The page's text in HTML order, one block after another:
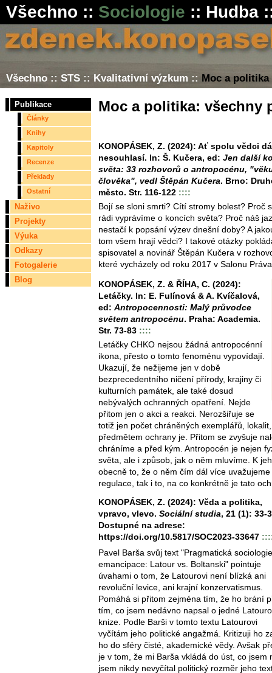
Všechno :: Sociologie :: Hudba
Všechno :: STS :: Kvalitativní výzkum :: Moc a politika
Publikace
Články
Knihy
Kapitoly
Recenze
Překlady
Ostatní
Naživo
Projekty
Výuka
Odkazy
Fotogalerie
Blog
Moc a politika: všechny
KONOPÁSEK, Z. (2024): Ať spolu vědci
nesouhlasí. In: Š. Kučera, ed: Jen další
světa: 33 rozhovorů o antropocénu,
člověka", vedl Štěpán Kučera. Brno:
město. Str. 116-122 ::::
Bojí se sloni smrti? Cítí stromy bolest? Proč
rádi vyprávíme o koncích světa? Proč náš
nestačí k popsání výzev dnešní doby? A
tom všem hrají vědci? I takové otázky
spisovatel a novinář Štěpán Kučera v
které vycházely od roku 2017 v Salonu
KONOPÁSEK, Z. & ŘÍHA, C. (2024):
Letáčky. In: E. Fulínová & A. Kvíčalová,
ed: Antropocennosti: Malý průvodce
světem antropocénu. Praha: Academia.
Str. 73-83 ::::
Letáčky CHKO nejsou žádná antropocénní
ikona, přesto o tomto fenoménu vypovídají.
Ukazují, že nežijeme jen v době
bezprecedentního ničení přírody, krajiny či
kulturních památek, ale také dosud
nebývalých ochranných opatření. Nejde
přitom jen o akci a reakci. Nerozšiřuje se
totiž jen počet chráněných exemplářů,
předmětem ochrany je. Přitom se zvyšuje
chráníme a před kým. Antropocén je nejen
světa, ale i způsob, jak o něm mluvíme. K
obecně to, že o něm čím dál více
regulace, tak i to, na co konkrétně je tato
KONOPÁSEK, Z. (2024): Věda a politika,
vpravo, vlevo. Sociální studia, 21 (1): 33-
Dostupné na adrese:
https://doi.org/10.5817/SOC2023-33647
Pavel Barša svůj text "Pragmatická sociologie
emancipace: Latour vs. Boltanski" pointuje
úvahami o tom, že Latourovi není blízká ani
revoluční levice, ani krajní konzervatismus.
Pomáhá si přitom zejména tím, že ho brání
tím, co jsem nedávno napsal o jedné
knize. Podle Barši v tomto textu Latourovi
vyčítám jeho politické angažmá. Kritizuji ho
ho do sféry čisté, akademické vědy. Avšak
je v tom, že mi Barša vkládá do úst, co jsem
jsem nikdy nevyčítal politický rozměr jeho